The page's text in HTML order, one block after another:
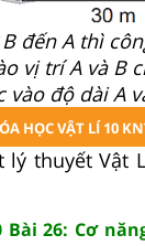
đến A thì
vị trí A và B
vào độ dài A
HỌC VẬT LÍ 10
lý thuyết Vật
Bài 26: Cơ